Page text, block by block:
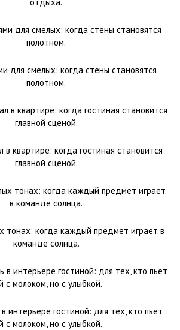
для смелых: когда стены становятся
полотном.
в квартире: когда гостиная становится
главной сценой.
тонах: когда каждый предмет играет в
команде солнца.
интерьере гостиной: для тех, кто пьёт
с молоком, но с улыбкой.